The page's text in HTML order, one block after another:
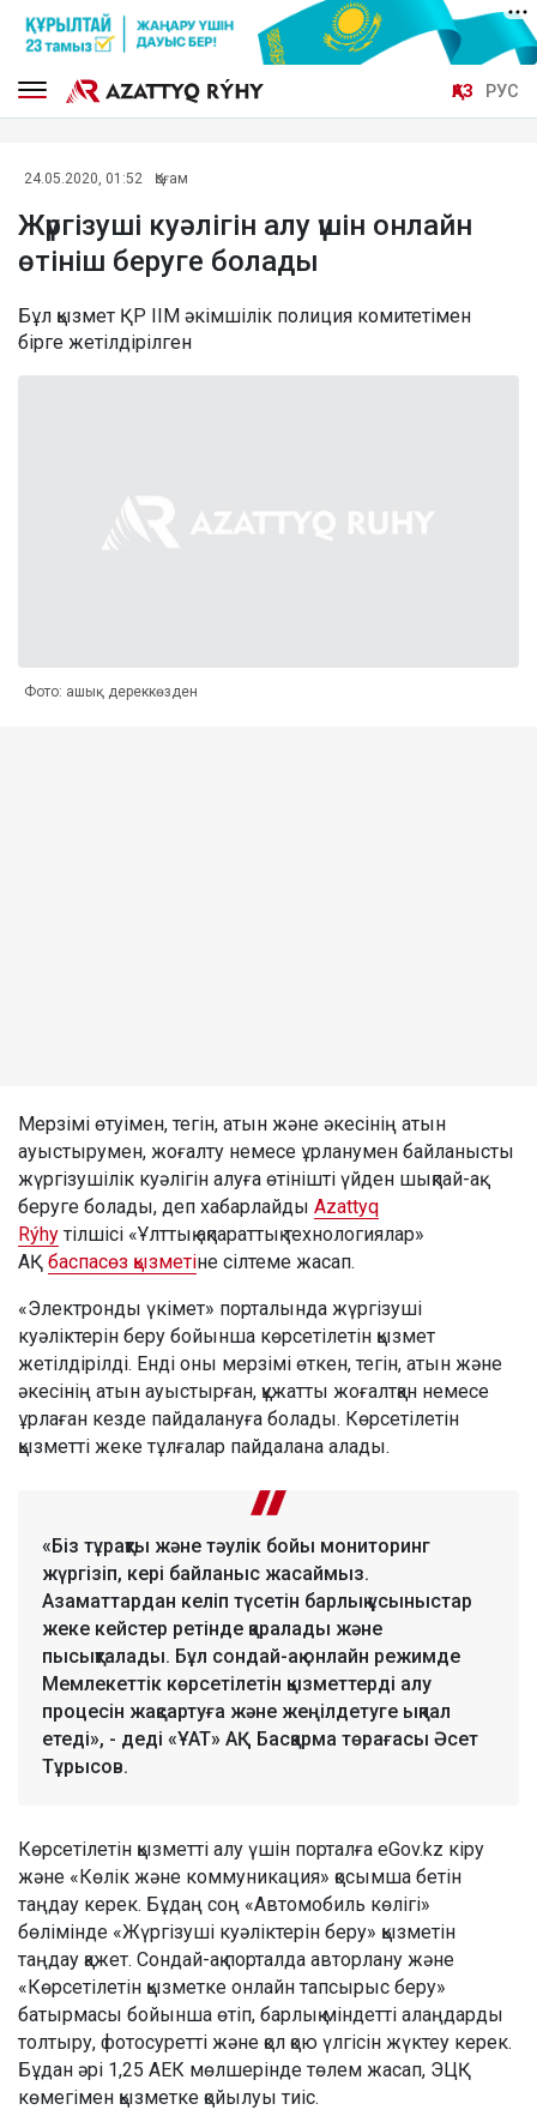
ҚАЗ РУС
24.05.2020, 01:52 Қоғам
Жүргізуші куәлігін алу үшін онлайн
өтініш беруге болады
Бұл қызмет ҚР ІІМ әкімшілік полиция комитетімен
бірге жетілдірілген
Фото: ашық дереккөзден
Мерзімі өтуімен, тегін, атын және әкесінің атын
ауыстырумен, жоғалту немесе ұрланумен байланысты
жүргізушілік куәлігін алуға өтінішті үйден шықпай-ақ
беруге болады, деп хабарлайды Azattyq
Rýhy тілшісі «Ұлттық ақпараттық технологиялар»
АҚ баспасөз қызметіне сілтеме жасап.
«Электронды үкімет» порталында жүргізуші
куәліктерін беру бойынша көрсетілетін қызмет
жетілдірілді. Енді оны мерзімі өткен, тегін, атын және
әкесінің атын ауыстырған, құжатты жоғалтқан немесе
ұрлаған кезде пайдалануға болады. Көрсетілетін
қызметті жеке тұлғалар пайдалана алады.
«Біз тұрақты және тәулік бойы мониторинг
жүргізіп, кері байланыс жасаймыз.
Азаматтардан келіп түсетін барлық ұсыныстар
жеке кейстер ретінде қаралады және
пысықталады. Бұл сондай-ақ онлайн режимде
Мемлекеттік көрсетілетін қызметтерді алу
процесін жақсартуға және жеңілдетуге ықпал
етеді», - деді «ҰАТ» АҚ Басқарма төрағасы Әсет
Тұрысов.
Көрсетілетін қызметті алу үшін порталға eGov.kz кіру
және «Көлік және коммуникация» қосымша бетін
таңдау керек. Бұдаң соң «Автомобиль көлігі»
бөлімінде «Жүргізуші куәліктерін беру» қызметін
таңдау қажет. Сондай-ақ порталда авторлану және
«Көрсетілетін қызметке онлайн тапсырыс беру»
батырмасы бойынша өтіп, барлық міндетті алаңдарды
толтыру, фотосуретті және қол қою үлгісін жүктеу керек.
Бұдан әрі 1,25 АЕК мөлшерінде төлем жасап, ЭЦҚ
көмегімен қызметке қойылуы тиіс.